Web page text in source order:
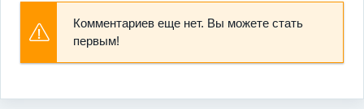
Комментариев еще нет. Вы можете стать
первым!